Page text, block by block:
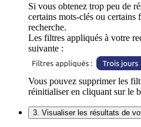
Si vous obtenez trop peu de
certains mots-clés ou certains
recherche.
Les filtres appliqués à votre
suivante :
Vous pouvez supprimer les
réinitialiser en cliquant sur le
3. Visualiser les résultats de